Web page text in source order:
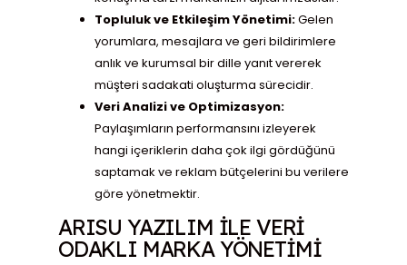
Topluluk ve Etkileşim Yönetimi:Gelen
yorumlara, mesajlara ve geri bildirimlere
anlık ve kurumsal bir dille yanıt vererek
müşteri sadakati oluşturma sürecidir.
Veri Analizi ve Optimizasyon:
Paylaşımların performansını izleyerek
hangi içeriklerin daha çok ilgi gördüğünü
saptamak ve reklam bütçelerini bu verilere
göre yönetmektir.
ARISU YAZILIM ILE VERI
ODAKLI MARKA YÖNETIMI